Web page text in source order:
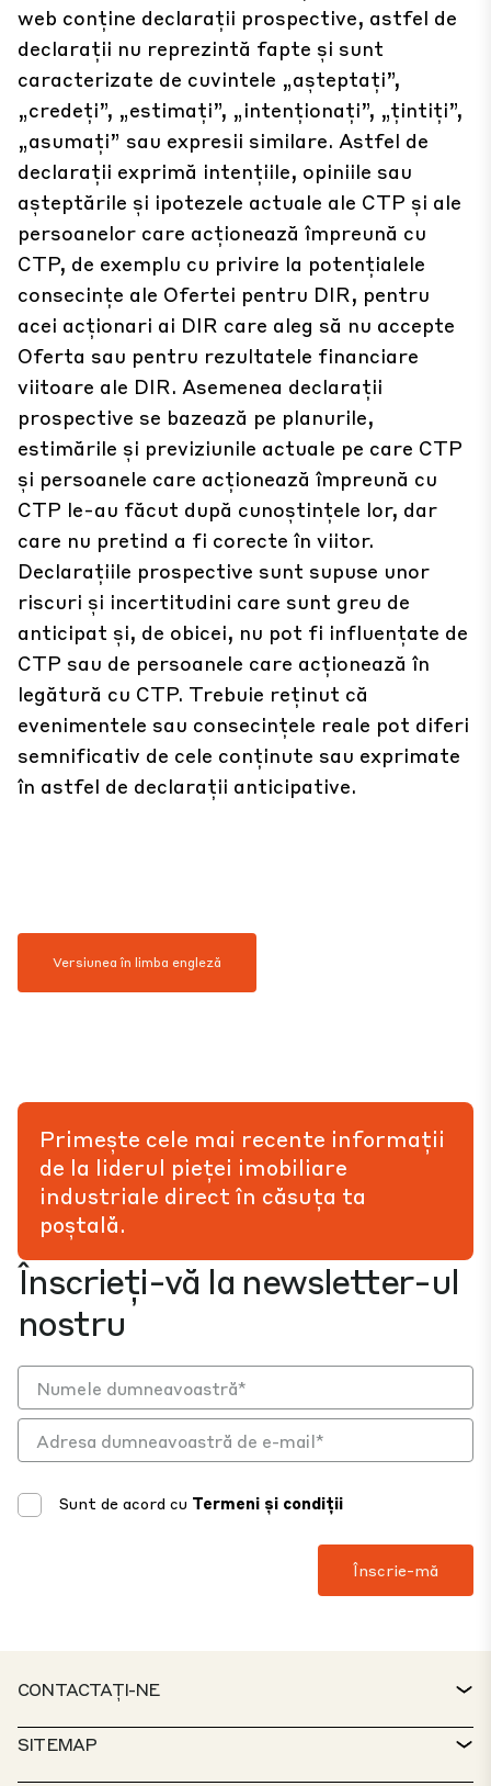
web conține declarații prospective, astfel de
declarații nu reprezintă fapte și sunt
caracterizate de cuvintele „așteptați”,
„credeți”, „estimați”, „intenționați”, „țintiți”,
„asumați” sau expresii similare. Astfel de
declarații exprimă intențiile, opiniile sau
așteptările și ipotezele actuale ale CTP și ale
persoanelor care acționează împreună cu
CTP, de exemplu cu privire la potențialele
consecințe ale Ofertei pentru DIR, pentru
acei acționari ai DIR care aleg să nu accepte
Oferta sau pentru rezultatele financiare
viitoare ale DIR. Asemenea declarații
prospective se bazează pe planurile,
estimările și previziunile actuale pe care CTP
și persoanele care acționează împreună cu
CTP le-au făcut după cunoștințele lor, dar
care nu pretind a fi corecte în viitor.
Declarațiile prospective sunt supuse unor
riscuri și incertitudini care sunt greu de
anticipat și, de obicei, nu pot fi influențate de
CTP sau de persoanele care acționează în
legătură cu CTP. Trebuie reținut că
evenimentele sau consecințele reale pot diferi
semnificativ de cele conținute sau exprimate
în astfel de declarații anticipative.
Versiunea în limba engleză
Înscrieți-vă la newsletter-ul
nostru
Sunt de acord cu Termeni și condiții
Primește cele mai recente informații
de la liderul pieței imobiliare
industriale direct în căsuța ta
poștală.
CONTACTAȚI-NE
CONTACTAȚI
SITEMAP